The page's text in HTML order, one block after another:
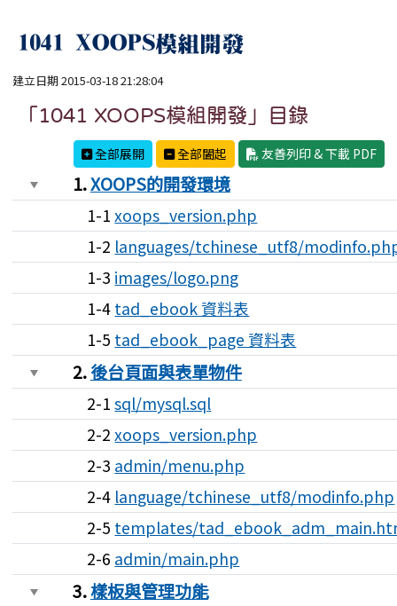
1041 XOOPS模組開發
建立日期 2015-03-18 21:28:04
「1041 XOOPS模組開發」目錄
全部展開 全部闔起 友善列印 & 下載 PDF
1.XOOPS的開發環境
1-1xoops_version.php
1-2 languages/tchinese_utf8/
1-3 images/logo.png
1-4 tad_ebook 資料表
1-5 tad_ebook_page 資料表
2.後台頁面與表單物件
2-1sql/mysql.sql
2-2xoops_version.php
2-3 admin/menu.php
2-4 language/tchinese_utf8/modinfo.php
2-5 templates/
2-6 admin/main.php
3.樣板與管理功能